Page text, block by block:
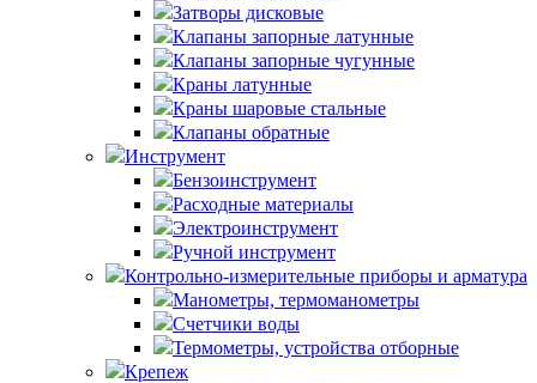
Затворы дисковые
Клапаны запорные латунные
Клапаны запорные чугунные
Краны латунные
Краны шаровые стальные
Клапаны обратные
Инструмент
Бензоинструмент
Расходные материалы
Электроинструмент
Ручной инструмент
Контрольно-измерительные приборы и арматура
Манометры, термоманометры
Счетчики воды
Термометры, устройства отборные
Крепеж